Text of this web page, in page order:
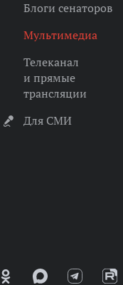
Блоги сенаторов
Мультимедиа
Телеканал
и прямые
трансляции
Для СМИ